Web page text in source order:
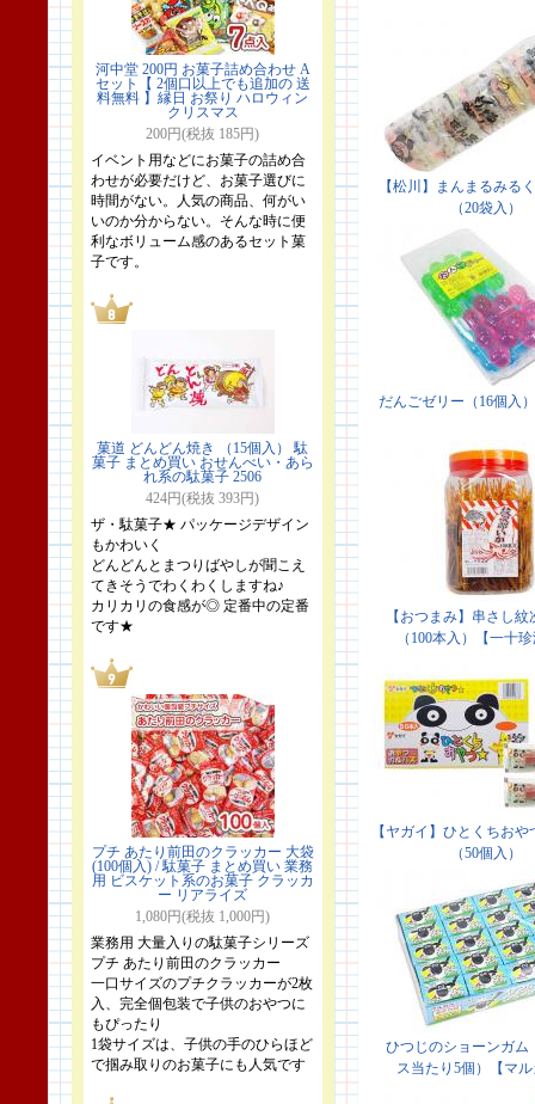
河中堂 200円 お菓子詰め合わせ A
セット【 2個口以上でも追加の 送
料無料 】縁日 お祭り ハロウィン
クリスマス
200円(税抜 185円)
イベント用などにお菓子の詰め合
わせが必要だけど、お菓子選びに
時間がない。人気の商品、何がい
いのか分からない。そんな時に便
利なボリューム感のあるセット菓
子です。
菓道 どんどん焼き （15個入） 駄
菓子 まとめ買い おせんべい・あら
れ系の駄菓子 2506
424円(税抜 393円)
ザ・駄菓子★ パッケージデザイン
もかわいく
どんどんとまつりばやしが聞こえ
てきそうでわくわくしますね♪
カリカリの食感が◎ 定番中の定番
です★
プチ あたり前田のクラッカー 大袋
(100個入) / 駄菓子 まとめ買い 業務
用 ビスケット系のお菓子 クラッカ
ー リアライズ
1,080円(税抜 1,000円)
業務用 大量入りの駄菓子シリーズ
プチ あたり前田のクラッカー
一口サイズのプチクラッカーが2枚
入、完全個包装で子供のおやつに
もぴったり
1袋サイズは、子供の手のひらほど
で掴み取りのお菓子にも人気です